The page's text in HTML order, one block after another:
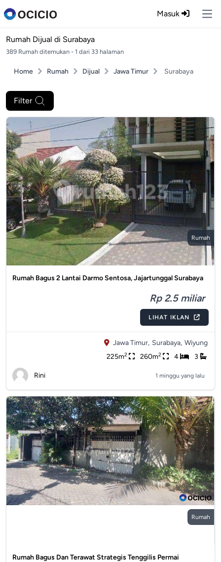
Masuk
Rumah Dijual di Surabaya
389 Rumah ditemukan - 1 dari 33 halaman
Home Rumah Dijual Jawa Timur Surabaya
Filter
Rumah
Rumah Bagus 2 Lantai Darmo Sentosa, Jajartunggal Surabaya
Rp 2.5 miliar
LIHAT IKLAN
Jawa Timur, Surabaya, Wiyung
225m2 260m2 4 3
Rini 1 minggu yang lalu
Rumah
Rumah Bagus Dan Terawat Strategis Tenggilis Permai